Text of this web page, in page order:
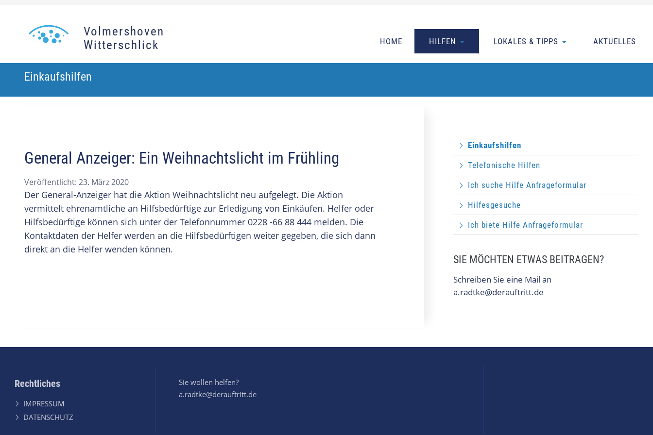
Volmershoven
Witterschlick HOME HILFEN LOKALES & TIPPS AKTUELLES
Einkaufshilfen
General Anzeiger: Ein Weihnachtslicht im Frühling
Veröffentlicht: 23. März 2020
Der General-Anzeiger hat die Aktion Weihnachtslicht neu aufgelegt. Die Aktion
vermittelt ehrenamtliche an Hilfsbedürftige zur Erledigung von Einkäufen. Helfer oder
Hilfsbedürftige können sich unter der Telefonnummer 0228 -66 88 444 melden. Die
Kontaktdaten der Helfer werden an die Hilfsbedürftigen weiter gegeben, die sich dann
direkt an die Helfer wenden können.
Einkaufshilfen
Telefonische Hilfen
Ich suche Hilfe Anfrageformular
Hilfesgesuche
Ich biete Hilfe Anfrageformular
SIE MÖCHTEN ETWAS BEITRAGEN?
Schreiben Sie eine Mail an
a.radtke@derauftritt.de
Rechtliches
IMPRESSUM
DATENSCHUTZ
Sie wollen helfen?
a.radtke@derauftritt.de